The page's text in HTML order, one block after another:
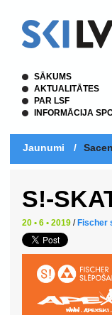
SĀKUMS
AKTUALITĀTES
PAR LSF
INFORMĀCIJA
Jaunumi /
S!-
20 • 6 • 2019 / Fischer